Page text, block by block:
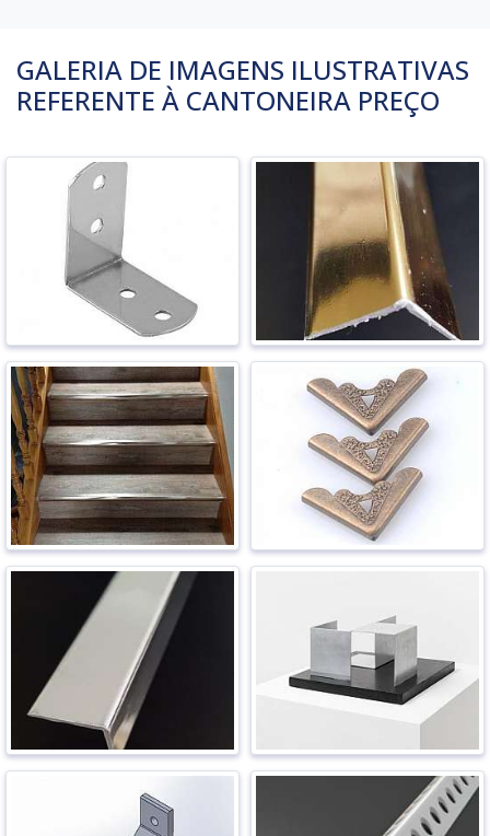
GALERIA DE IMAGENS ILUSTRATIVAS
REFERENTE À CANTONEIRA PREÇO